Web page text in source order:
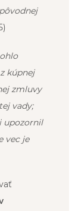
kúpnej
zmluvy
vady;
upozornil
vec je